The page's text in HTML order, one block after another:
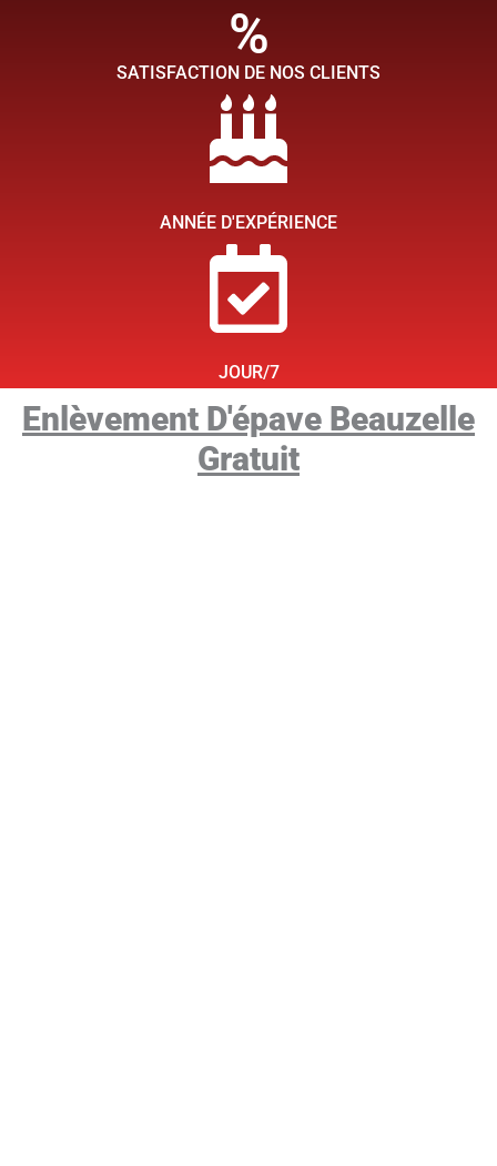
SATISFACTION DE NOS CLIENTS
%
ANNÉE D'EXPÉRIENCE
JOUR/7
Enlèvement D'épave Beauzelle
Gratuit